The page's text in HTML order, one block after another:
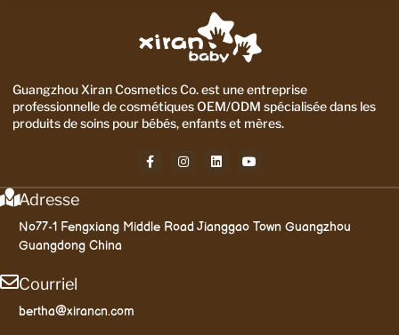
Guangzhou Xiran Cosmetics Co. est une entreprise
professionnelle de cosmétiques OEM/ODM spécialisée dans les
produits de soins pour bébés, enfants et mères.
Adresse
No77-1 Fengxiang Middle Road Jianggao Town Guangzhou
Guangdong China
Courriel
bertha@xirancn.com